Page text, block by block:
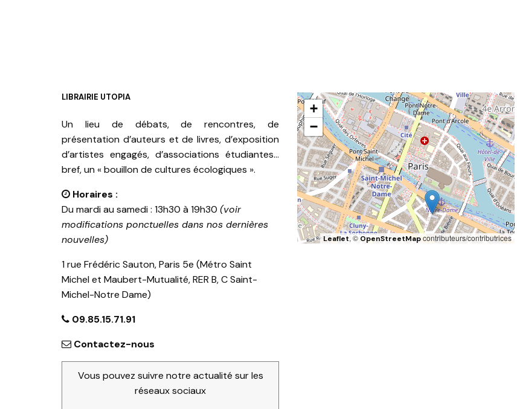
LIBRAIRIE UTOPIA
Un lieu de débats, de rencontres, de
présentation d’auteurs et de livres, d’exposition
d’artistes engagés, d’associations étudiantes…
bref, un « bouillon de cultures écologiques ».
Horaires :
Du mardi au samedi : 13h30 à 19h30 (voir
modifications ponctuelles dans nos dernières
nouvelles)
1 rue Frédéric Sauton, Paris 5e (Métro Saint
Michel et Maubert-Mutualité, RER B, C Saint-
Michel-Notre Dame)
09.85.15.71.91
Contactez-nous
Vous pouvez suivre notre actualité sur les
réseaux sociaux
+
−
Leaflet, ©OpenStreetMapcontributeurs/contributrices